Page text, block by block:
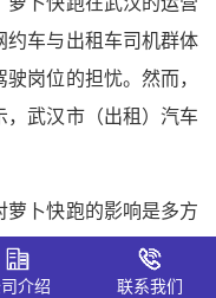
车与出租车司机群体
岗位的担忧。然而，
武汉市（出租）汽车
卜快跑的影响是多方
介绍 联系我们